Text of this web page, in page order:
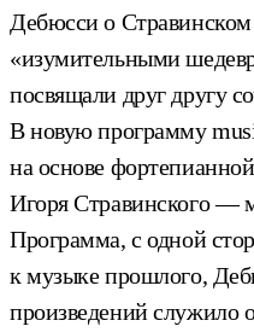
Дебюсси о
«изумительными
посвящали друг другу
В новую программу
на основе
Игоря Стравинского —
Программа, с одной
к музыке прошлого,
произведений служило